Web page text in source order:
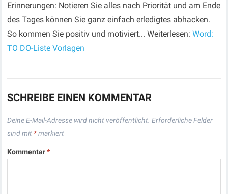
Erinnerungen: Notieren Sie alles nach Priorität und am Ende
des Tages können Sie ganz einfach erledigtes abhacken.
So kommen Sie positiv und motiviert... Weiterlesen:Word:
TO DO-Liste Vorlagen
SCHREIBE EINEN KOMMENTAR
Deine E-Mail-Adresse wird nicht veröffentlicht. Erforderliche Felder
sind mit *markiert
Kommentar*